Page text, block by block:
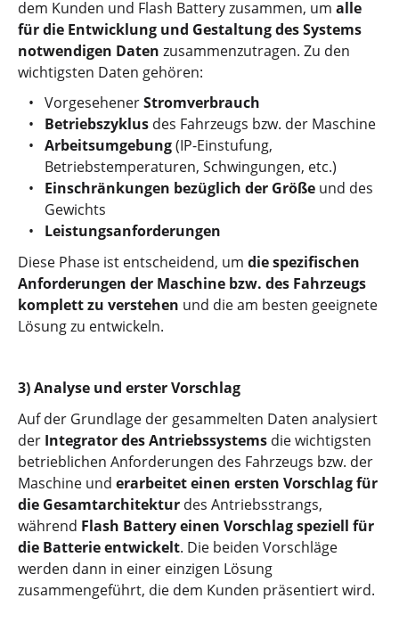
dem Kunden und Flash Battery zusammen, um alle
für die Entwicklung und Gestaltung des Systems
notwendigen Daten zusammenzutragen. Zu den
wichtigsten Daten gehören:
VorgesehenerStromverbrauch
Betriebszyklus des Fahrzeugs bzw. der Maschine
Arbeitsumgebung(IP-Einstufung,
Betriebstemperaturen, Schwingungen, etc.)
Einschränkungen bezüglich der Größe und des
Gewichts
Leistungsanforderungen
Diese Phase ist entscheidend, um die spezifischen
Anforderungen der Maschine bzw. des Fahrzeugs
komplett zu verstehen und die am besten geeignete
Lösung zu entwickeln.
3) Analyse und erster Vorschlag
Auf der Grundlage der gesammelten Daten analysiert
der Integrator des Antriebssystems die wichtigsten
betrieblichen Anforderungen des Fahrzeugs bzw. der
Maschine und erarbeitet einen ersten Vorschlag für
die Gesamtarchitektur des Antriebsstrangs,
während Flash Battery einen Vorschlag speziell für
die Batterie entwickelt. Die beiden Vorschläge
werden dann in einer einzigen Lösung
zusammengeführt, die dem Kunden präsentiert wird.